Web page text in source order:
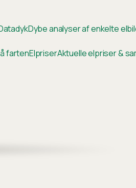
Dybe analyser af enkelte
fartenElpriserAktuelle elpriser &